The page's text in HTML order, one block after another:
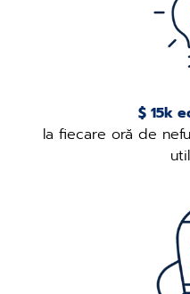
$ 15k
la fiecare oră de